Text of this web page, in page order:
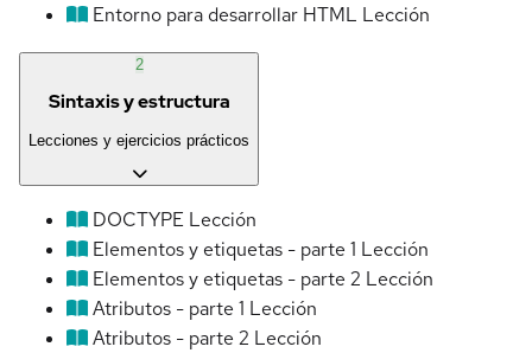
Entorno para desarrollar HTML Lección
2
Sintaxis y estructura
Lecciones y ejercicios prácticos
DOCTYPE Lección
Elementos y etiquetas - parte 1 Lección
Elementos y etiquetas - parte 2 Lección
Atributos - parte 1 Lección
Atributos - parte 2 Lección